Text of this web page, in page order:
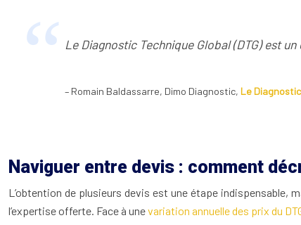
Le Diagnostic Technique Global (DTG) est
– Romain Baldassarre, Dimo Diagnostic, Le
Naviguer entre devis : comment
L’obtention de plusieurs devis est une étape indispensable,
l’expertise offerte. Face à unevariation annuelle des prix du